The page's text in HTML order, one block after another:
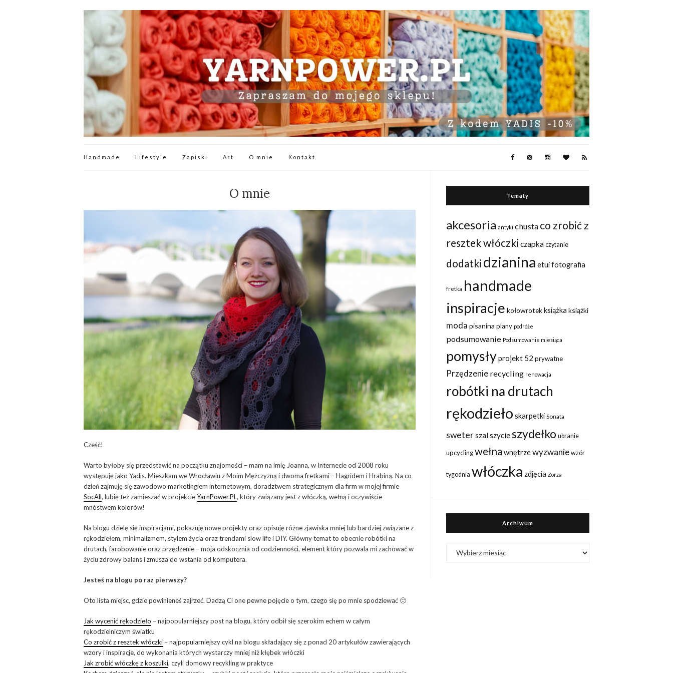
Handmade Lifestyle Zapiski Art O mnie Kontakt
O mnie
Cześć!
Warto byłoby się przedstawić na początku znajomości – mam na imię Joanna, w Internecie od 2008 roku
występuję jako Yadis. Mieszkam we Wrocławiu z Moim Mężczyzną i dwoma fretkami – Hagridem i Hrabiną. Na co
dzień zajmuję się zawodowo marketingiem internetowym, doradztwem strategicznym dla firm w mojej firmie
SocAll, lubię też zamieszać w projekcieYarnPower.PL, który związany jest z włóczką, wełną i oczywiście
mnóstwem kolorów!
Na blogu dzielę się inspiracjami, pokazuję nowe projekty oraz opisuję różne zjawiska mniej lub bardziej związane z
rękodziełem, minimalizmem, stylem życia oraz trendami slow life i DIY. Główny temat to obecnie robótki na
drutach, farobowanie oraz przędzenie – moja odskocznia od codzienności, element który pozwala mi zachować w
życiu zdrowy balans i zmusza do wstania od komputera.
Jesteś na blogu po raz pierwszy?
Oto lista miejsc, gdzie powinieneś zajrzeć. Dadzą Ci one pewne pojęcie o tym, czego się po mnie spodziewać 🙂
Jak wycenić rękodzieło – najpopularniejszy post na blogu, który odbił się szerokim echem w całym
rękodzielniczym światku
Co zrobić z resztek włóczki – najpopularniejszy cykl na blogu składający się z ponad 20 artykułów zawierających
wzory i inspiracje, do wykonania których wystarczy mniej niż kłębek włóczki
Jak zrobić włóczkę z koszulki, czyli domowy recykling w praktyce
Tematy
akcesoria antyki chusta co zrobić z
resztek włóczki czapka czytanie
dodatki dzianina etuifotografia
fretka handmade
inspiracje kołowrotekksiążka książki
moda pisanina plany podróże
podsumowanie Podsumowanie miesiąca
pomysłyprojekt 52 prywatne
Przędzenie recycling renowacja
robótki na drutach
rękodzieło skarpetki Sonata
sweterszalszycie szydełko ubranie
upcycling wełna wnętrzewyzwanie wzór
tygodnia włóczka zdjęcia Zorza
Archiwum